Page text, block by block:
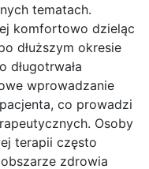
tematach.
komfortowo dzieląc
dłuższym okresie
długotrwała
wprowadzanie
co prowadzi
Osoby
terapii często
zdrowia